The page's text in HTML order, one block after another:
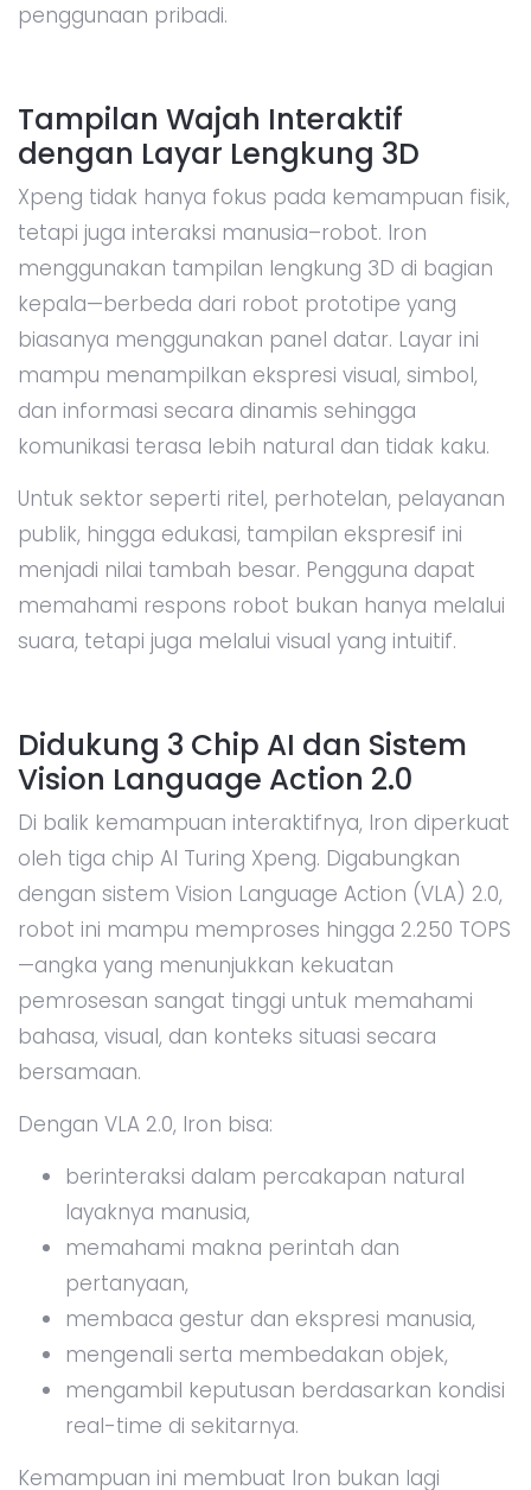
penggunaan pribadi.
Tampilan Wajah Interaktif
dengan Layar Lengkung 3D
Xpeng tidak hanya fokus pada kemampuan fisik,
tetapi juga interaksi manusia–robot. Iron
menggunakan tampilan lengkung 3D di bagian
kepala—berbeda dari robot prototipe yang
biasanya menggunakan panel datar. Layar ini
mampu menampilkan ekspresi visual, simbol,
dan informasi secara dinamis sehingga
komunikasi terasa lebih natural dan tidak kaku.
Untuk sektor seperti ritel, perhotelan, pelayanan
publik, hingga edukasi, tampilan ekspresif ini
menjadi nilai tambah besar. Pengguna dapat
memahami respons robot bukan hanya melalui
suara, tetapi juga melalui visual yang intuitif.
Didukung 3 Chip AI dan Sistem
Vision Language Action 2.0
Di balik kemampuan interaktifnya, Iron diperkuat
oleh tiga chip AI Turing Xpeng. Digabungkan
dengan sistem Vision Language Action (VLA) 2.0,
robot ini mampu memproses hingga 2.250 TOPS
—angka yang menunjukkan kekuatan
pemrosesan sangat tinggi untuk memahami
bahasa, visual, dan konteks situasi secara
bersamaan.
Dengan VLA 2.0, Iron bisa:
berinteraksi dalam percakapan natural
layaknya manusia,
memahami makna perintah dan
pertanyaan,
membaca gestur dan ekspresi manusia,
mengenali serta membedakan objek,
mengambil keputusan berdasarkan kondisi
real-time di sekitarnya.
Kemampuan ini membuat Iron bukan lagi